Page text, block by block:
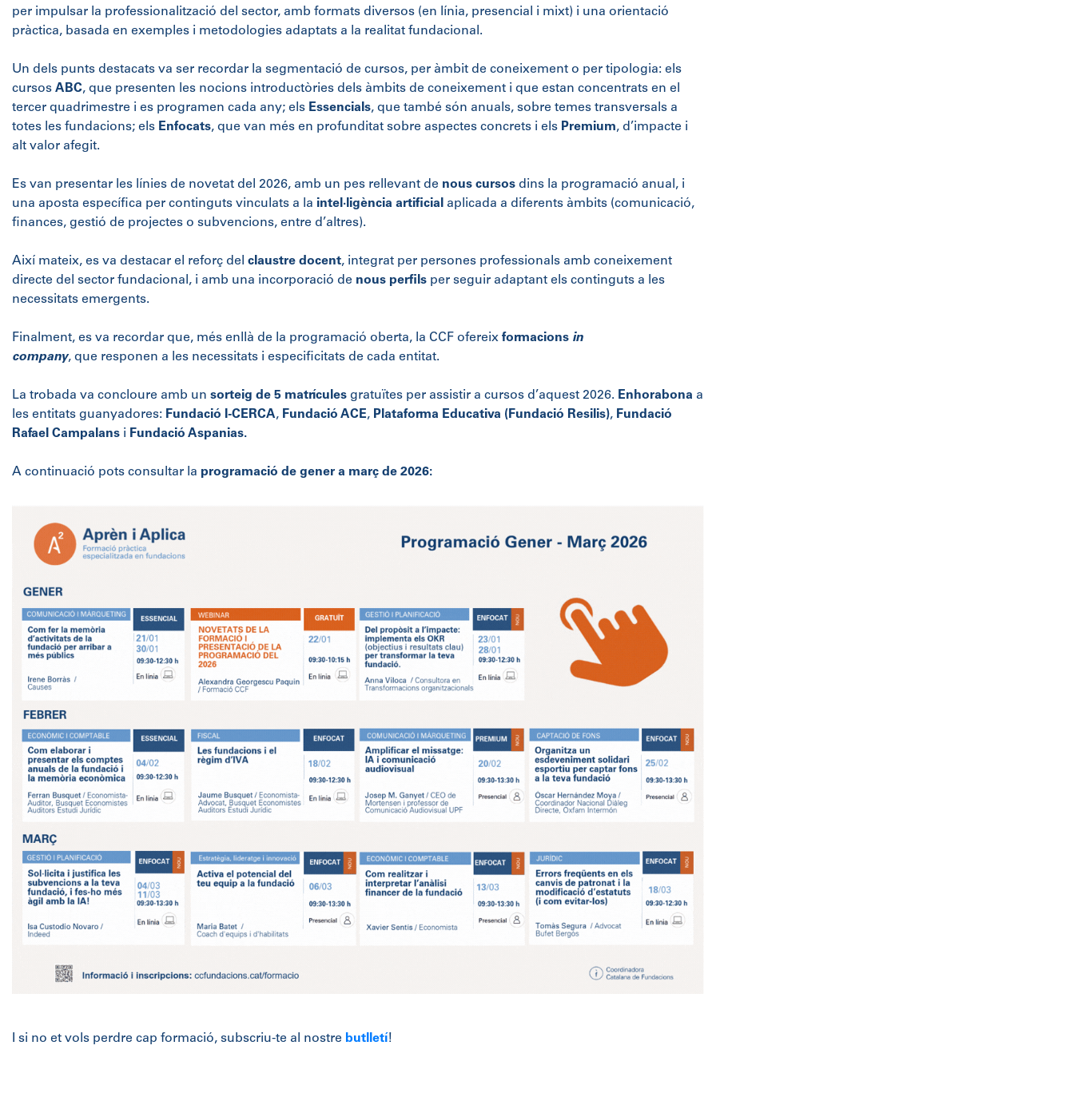
per impulsar la professionalització del sector, amb formats diversos (en línia, presencial i mixt) i una orientació
pràctica, basada en exemples i metodologies adaptats a la realitat fundacional.
Un dels punts destacats va ser recordar la segmentació de cursos, per àmbit de coneixement o per tipologia: els
cursos ABC, que presenten les nocions introductòries dels àmbits de coneixement i que estan concentrats en el
tercer quadrimestre i es programen cada any; els Essencials, que també són anuals, sobre temes transversals a
totes les fundacions; els Enfocats, que van més en profunditat sobre aspectes concrets i els Premium, d’impacte i
alt valor afegit.
Es van presentar les línies de novetat del 2026, amb un pes rellevant de nous cursos dins la programació anual, i
una aposta específica per continguts vinculats a la intel·ligència artificial
aplicada a diferents àmbits (comunicació,
finances, gestió de projectes o subvencions, entre d’altres).
Així mateix, es va destacar el reforç del claustre docent, integrat per persones professionals amb coneixement
directe del sector fundacional, i amb una incorporació de nous perfils per seguir adaptant els continguts a les
necessitats emergents.
Finalment, es va recordar que, més enllà de la programació oberta, la CCF ofereix formacions in
company, que responen a les necessitats i especificitats de cada entitat.
La trobada va concloure amb un sorteig de 5 matrícules gratuïtes per assistir a cursos d’aquest 2026. Enhorabona a
les entitats guanyadores: Fundació I-CERCA, Fundació ACE, Plataforma Educativa (Fundació Resilis), Fundació
Rafael Campalans i Fundació Aspanias.
A continuació pots consultar la programació de gener a març de 2026:
I si no et vols perdre cap formació, subscriu-te al nostre butlletí!